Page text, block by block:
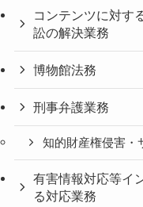
コンテンツに対す
訟の解決業務
博物館法務
刑事弁護業務
知的財産権侵害・
有害情報対応等イ
る対応業務